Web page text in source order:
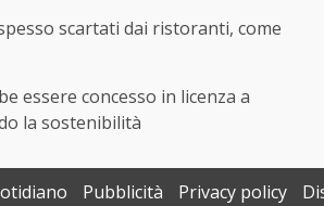
scartati dai ristoranti, come
essere concesso in licenza a
la sostenibilità
Pubblicità Privacy policy